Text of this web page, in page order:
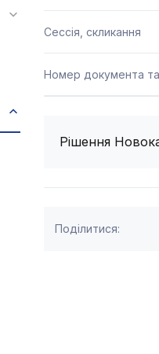
Сессія, скликання
Номер документа
Рішення
Поділитися: